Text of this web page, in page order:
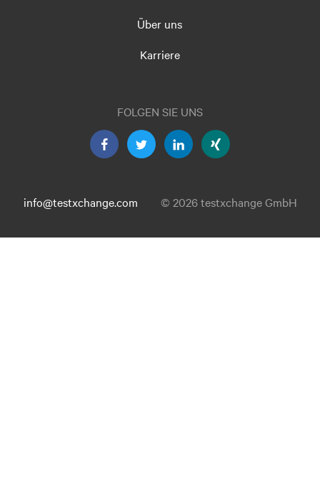
Über uns
Karriere
FOLGEN SIE UNS
info@testxchange.com © 2026 testxchange GmbH